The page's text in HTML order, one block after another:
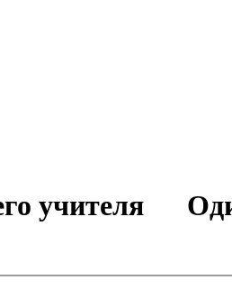
учителя